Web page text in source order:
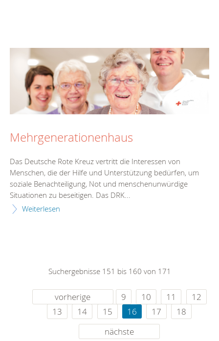
Mehrgenerationenhaus
Das Deutsche Rote Kreuz vertritt die Interessen von
Menschen, die der Hilfe und Unterstützung bedürfen, um
soziale Benachteiligung, Not und menschenunwürdige
Situationen zu beseitigen. Das DRK...
Weiterlesen
Suchergebnisse 151 bis 160 von 171
vorherige 9 10 11
12
13
14 15 16 17
18
nächste